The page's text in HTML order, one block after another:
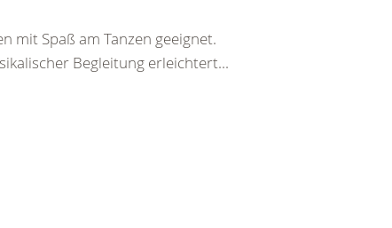
mit Spaß am Tanzen geeignet.
Begleitung erleichtert...